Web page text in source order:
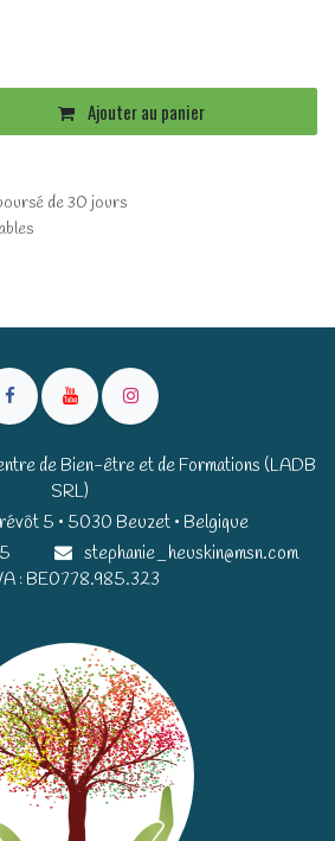
Ajouter au panier
de 30 jours
de Bien-être et de Formations (LADB
SRL)
5 • 5030 Beuzet • Belgique​​
stephanie_heuskin@msn.com
: BE0778.985.323